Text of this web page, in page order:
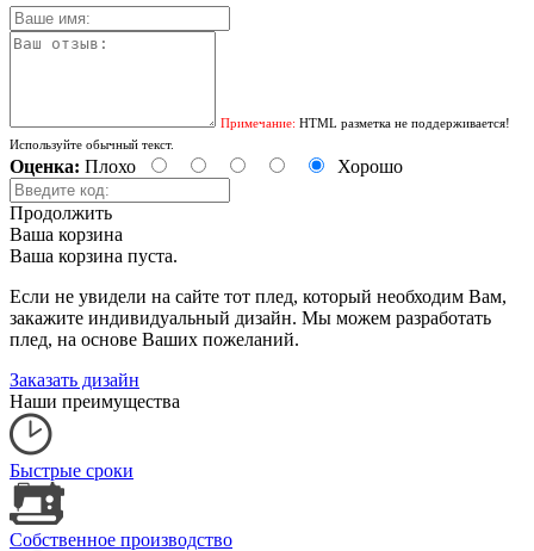
Примечание: HTML разметка не поддерживается!
Используйте обычный текст.
Оценка: Плохо Хорошо
Продолжить
Ваша корзина
Ваша корзина пуста.
Если не увидели на сайте тот плед, который необходим Вам,
закажите индивидуальный дизайн. Мы можем разработать
плед, на основе Ваших пожеланий.
Заказать дизайн
Наши преимущества
Быстрые сроки
Собственное производство